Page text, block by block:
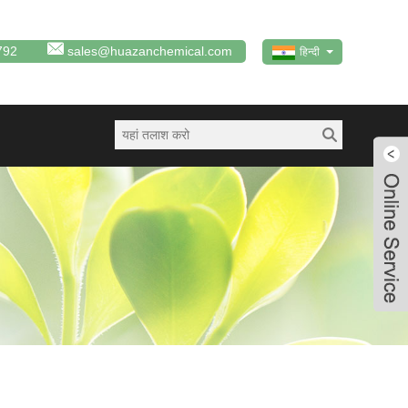
हिन्दी
sales@huazanchemical.com